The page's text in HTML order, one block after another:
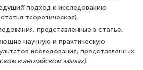
подход к исследованию
теоретическая).
представленные в статье.
научную и практическую
исследования, представленных
и английском языках).